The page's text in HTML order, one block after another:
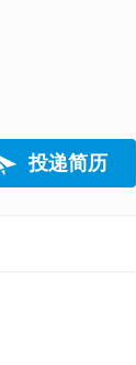
投递简历